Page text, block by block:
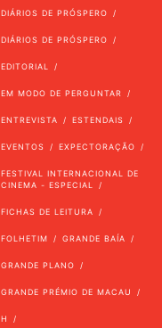
DIÁRIOS DE PRÓSPERO
DIÁRIOS DE PRÓSPERO
EDITORIAL
EM MODO DE PERGUNTAR
ENTREVISTA ESTENDAIS
EVENTOS EXPECTORAÇÃO
FESTIVAL INTERNACIONAL DE
CINEMA - ESPECIAL
FICHAS DE LEITURA
FOLHETIM GRANDE BAÍA
GRANDE PLANO
GRANDE PRÉMIO DE MACAU
H